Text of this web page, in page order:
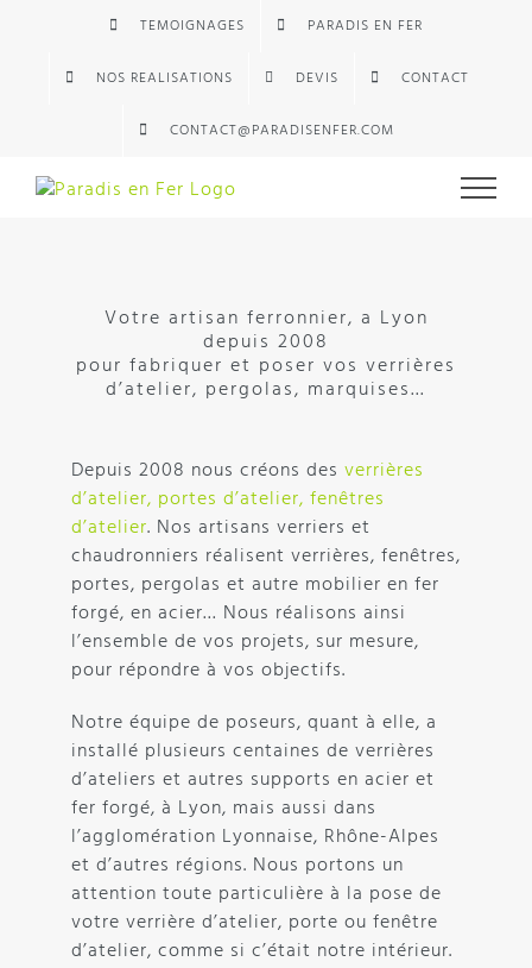
contenu
TEMOIGNAGES PARADIS EN FER
NOS REALISATIONS DEVIS CONTACT
CONTACT@PARADISENFER.COM
Votre artisan ferronnier, a Lyon
depuis 2008
pour fabriquer et poser vos verrières
d’atelier, pergolas, marquises…
Depuis 2008 nous créons des verrières
d’atelier, portes d’atelier, fenêtres
d’atelier. Nos artisans verriers et
chaudronniers réalisent verrières, fenêtres,
portes, pergolas et autre mobilier en fer
forgé, en acier… Nous réalisons ainsi
l’ensemble de vos projets, sur mesure,
pour répondre à vos objectifs.
Notre équipe de poseurs, quant à elle, a
installé plusieurs centaines de verrières
d’ateliers et autres supports en acier et
fer forgé, à Lyon, mais aussi dans
l’agglomération Lyonnaise, Rhône-Alpes
et d’autres régions. Nous portons un
attention toute particulière à la pose de
votre verrière d’atelier, porte ou fenêtre
d’atelier, comme si c’était notre intérieur.